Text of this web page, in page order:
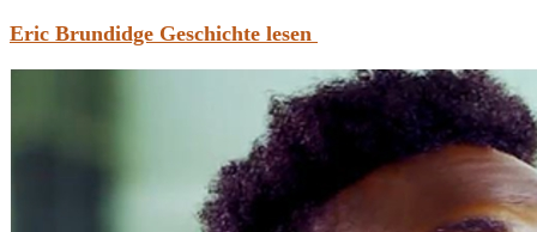
Eric Brundidge Geschichte lesen